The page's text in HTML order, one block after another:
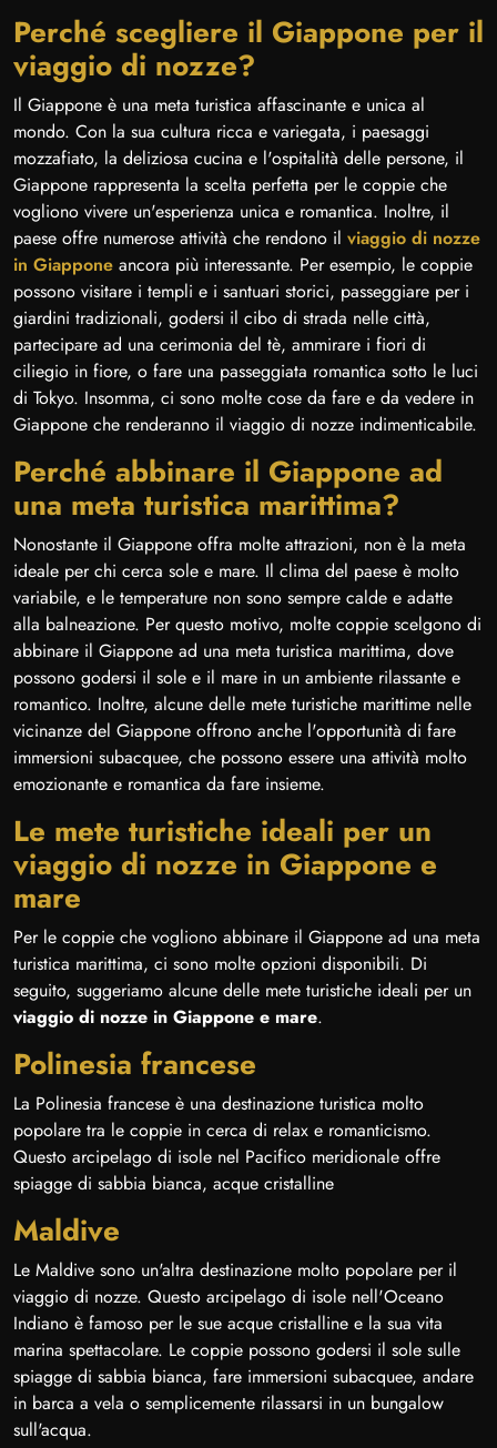
Perché scegliere il Giappone per il
viaggio di nozze?
Il Giappone è una meta turistica affascinante e unica al
mondo. Con la sua cultura ricca e variegata, i paesaggi
mozzafiato, la deliziosa cucina e l'ospitalità delle persone, il
Giappone rappresenta la scelta perfetta per le coppie che
vogliono vivere un'esperienza unica e romantica. Inoltre, il
paese offre numerose attività che rendono il viaggio di nozze
in Giappone ancora più interessante. Per esempio, le coppie
possono visitare i templi e i santuari storici, passeggiare per i
giardini tradizionali, godersi il cibo di strada nelle città,
partecipare ad una cerimonia del tè, ammirare i fiori di
ciliegio in fiore, o fare una passeggiata romantica sotto le luci
di Tokyo. Insomma, ci sono molte cose da fare e da vedere in
Giappone che renderanno il viaggio di nozze indimenticabile.
Perché abbinare il Giappone ad
una meta turistica marittima?
Nonostante il Giappone offra molte attrazioni, non è la meta
ideale per chi cerca sole e mare. Il clima del paese è molto
variabile, e le temperature non sono sempre calde e adatte
alla balneazione. Per questo motivo, molte coppie scelgono di
abbinare il Giappone ad una meta turistica marittima, dove
possono godersi il sole e il mare in un ambiente rilassante e
romantico. Inoltre, alcune delle mete turistiche marittime nelle
vicinanze del Giappone offrono anche l'opportunità di fare
immersioni subacquee, che possono essere una attività molto
emozionante e romantica da fare insieme.
Le mete turistiche ideali per un
viaggio di nozze in Giappone e
mare
Per le coppie che vogliono abbinare il Giappone ad una meta
turistica marittima, ci sono molte opzioni disponibili. Di
seguito, suggeriamo alcune delle mete turistiche ideali per un
viaggio di nozze in Giappone e mare.
Polinesia francese
La Polinesia francese è una destinazione turistica molto
popolare tra le coppie in cerca di relax e romanticismo.
Questo arcipelago di isole nel Pacifico meridionale offre
spiagge di sabbia bianca, acque cristalline
Maldive
Le Maldive sono un'altra destinazione molto popolare per il
viaggio di nozze. Questo arcipelago di isole nell'Oceano
Indiano è famoso per le sue acque cristalline e la sua vita
marina spettacolare. Le coppie possono godersi il sole sulle
spiagge di sabbia bianca, fare immersioni subacquee, andare
in barca a vela o semplicemente rilassarsi in un bungalow
sull'acqua.